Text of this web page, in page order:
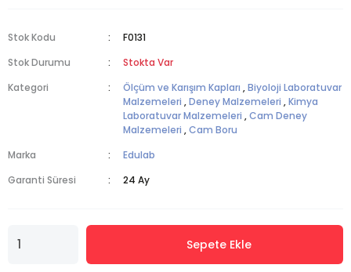
Stok Kodu
F0131
Stok Durumu
Stokta Var
Kategori
Ölçüm ve Karışım Kapları ,Biyoloji Laboratuvar
Malzemeleri ,Deney Malzemeleri ,Kimya
Laboratuvar Malzemeleri ,Cam Deney
Malzemeleri ,Cam Boru
Marka
Edulab
Garanti Süresi
24 Ay
Sepete Ekle